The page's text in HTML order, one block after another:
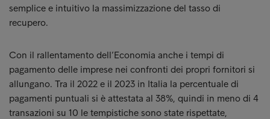
semplice e intuitivo la massimizzazione del tasso di
recupero.
Con il rallentamento dell’Economia anche i tempi di
pagamento delle imprese nei confronti dei propri fornitori si
allungano. Tra il 2022 e il 2023 in Italia la percentuale di
pagamenti puntuali si è attestata al 38%, quindi in meno di 4
transazioni su 10 le tempistiche sono state rispettate,